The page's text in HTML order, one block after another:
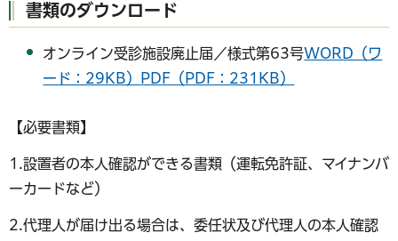
書類のダウンロード
オンライン受診施設廃止届／様式第63号WORD（ワ
ード：29KB）
PDF（PDF：231KB）
【必要書類】
1.設置者の本人確認ができる書類（運転免許証、マイナンバ
ーカードなど）
2.代理人が届け出る場合は、委任状及び代理人の本人確認